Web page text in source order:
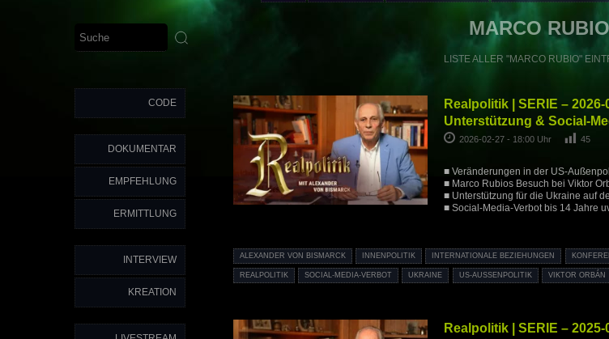
CODE
DOKUMENTAR
EMPFEHLUNG
ERMITTLUNG
INTERVIEW
KREATION
MARCO RUBIO
LISTE ALLER "MARCO RUBIO"
Realpolitik | SERIE –
Unterstützung & Social-
2026-02-27 - 18:00 Uhr 45
■ Veränderungen in der US-
■ Marco Rubios Besuch bei Viktor
■ Unterstützung für die Ukraine auf
■ Social-Media-Verbot bis 14 Jahre
ALEXANDER VON BISMARCK INNENPOLITIK INTERNATIONALE BEZIEHUNGEN
REALPOLITIK SOCIAL-MEDIA-VERBOT UKRAINE US-AUSSENPOLITIK VIKTOR ORBÁN
Realpolitik | SERIE –